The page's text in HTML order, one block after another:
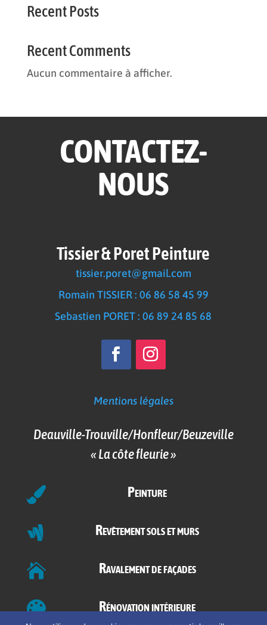
Recent Posts
Recent Comments
Aucun commentaire à afficher.
CONTACTEZ-
NOUS
Tissier & Poret Peinture
tissier.poret@gmail.com
Romain TISSIER : 06 86 58 45 99
Sebastien PORET : 06 89 24 85 68
Mentions légales
Deauville-Trouville/Honfleur/Beuzeville
« La côte fleurie »
 Peinture
 Revêtement sols et murs
 Ravalement de façades
 Rénovation intérieure